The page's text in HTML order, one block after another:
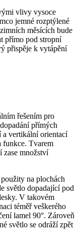
vlivy vysoce
jemné rozptýlené
měsících bude
přímo pod stropní
přispěje k vytápění
řešením pro
přímých
a vertikální orientací
funkce. Tvarem
zase množství
na plochách
světlo dopadající pod
V takovém
téměř veškerého
lamel 90°. Zároveň
světlo se odráží zpět